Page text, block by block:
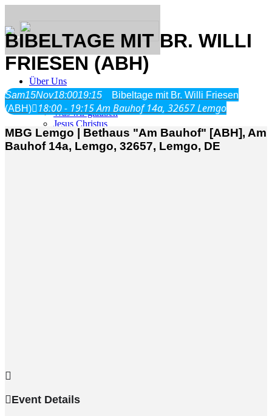
Über Uns
Was wir glauben
Jesus Christus
Geschichte
Kinder/Jungschar
BIBELTAGE MIT BR. WILLI
FRIESEN (ABH)
Sam15Nov18:0019:15
Bibeltage mit Br. Willi Friesen
(ABH)
18:00 - 19:15Am Bauhof 14a, 32657 Lemgo
MBG Lemgo | Bethaus "Am Bauhof" [ABH], Am
Bauhof 14a, Lemgo, 32657, Lemgo, DE
Event Details